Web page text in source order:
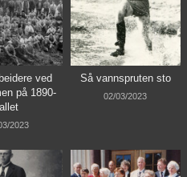
ved
på 1890-
2023
Så vannspruten sto
02/03/2023